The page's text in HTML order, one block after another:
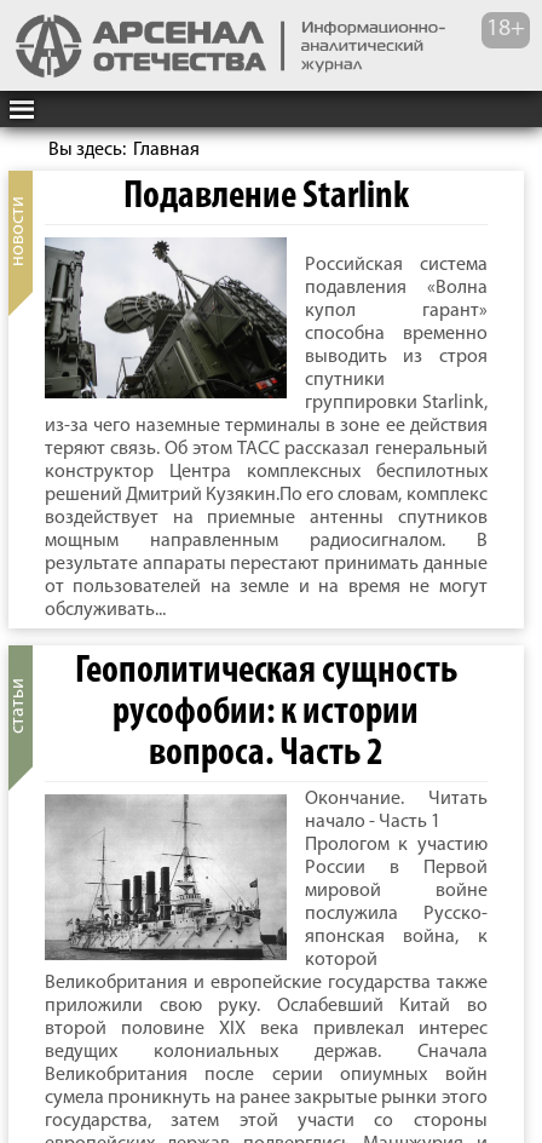
Вы здесь: Главная
Подавление Starlink
Российская система
подавления «Волна
купол гарант»
способна временно
выводить из строя
спутники
группировки Starlink,
из-за чего наземные терминалы в зоне ее действия
теряют связь. Об этом ТАСС рассказал генеральный
конструктор Центра комплексных беспилотных
решений Дмитрий Кузякин.По его словам, комплекс
воздействует на приемные антенны спутников
мощным направленным радиосигналом. В
результате аппараты перестают принимать данные
от пользователей на земле и на время не могут
обслуживать...
Геополитическая сущность
русофобии: к истории
вопроса. Часть 2
Окончание. Читать
начало - Часть 1
Прологом к участию
России в Первой
мировой войне
послужила Русско-
японская война, к
которой
Великобритания и европейские государства также
приложили свою руку. Ослабевший Китай во
второй половине XIX века привлекал интерес
ведущих колониальных держав. Сначала
Великобритания после серии опиумных войн
сумела проникнуть на ранее закрытые рынки этого
государства, затем этой участи со стороны